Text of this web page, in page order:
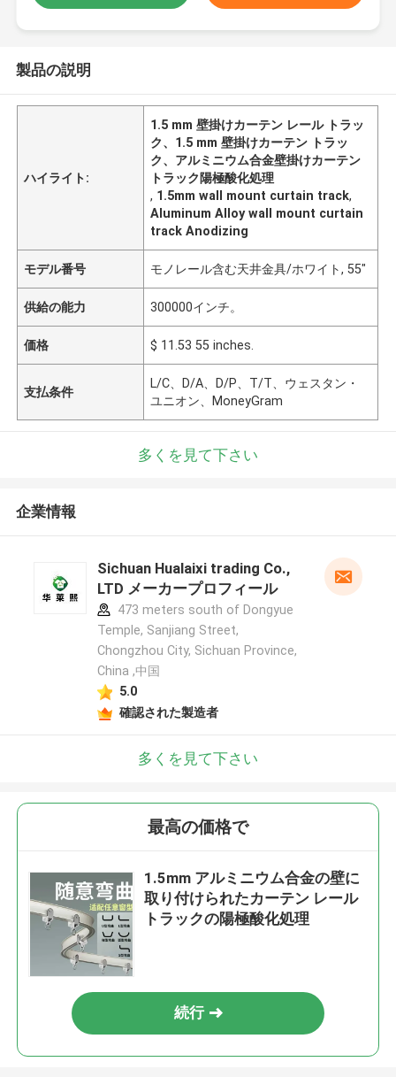
製品の説明
ハイライト:
1.5 mm 壁掛けカーテン レール トラッ
ク、1.5 mm 壁掛けカーテン トラッ
ク、アルミニウム合金壁掛けカーテン
トラック陽極酸化処理
, 1.5mm wall mount curtain track,
Aluminum Alloy wall mount curtain
track Anodizing
モデル番号 モノレール含む天井金具/ホワイト, 55"
供給の能力 300000インチ。
価格 $ 11.53 55 inches.
支払条件
L/C、D/A、D/P、T/T、ウェスタン・
ユニオン、MoneyGram
多くを見て下さい
企業情報
Sichuan Hualaixi trading Co.,
LTD メーカープロフィール
473 meters south of Dongyue
Temple, Sanjiang Street,
Chongzhou City, Sichuan Province,
China ,中国
5.0
確認された製造者
多くを見て下さい
最高の価格で
1.5mm アルミニウム合金の壁に
取り付けられたカーテン レール
トラックの陽極酸化処理
続行